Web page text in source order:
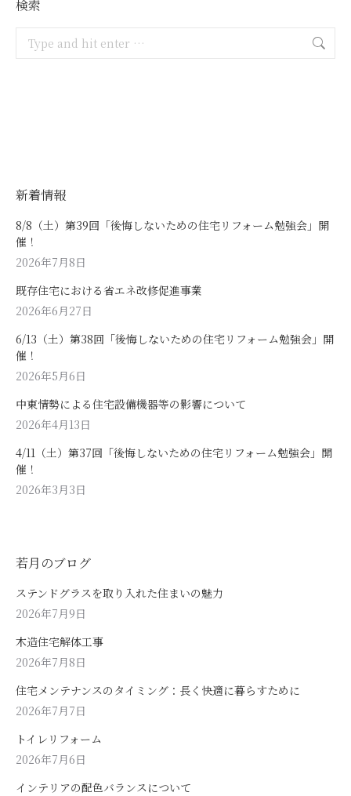
検索
新着情報
8/8（土）第39回「後悔しないための住宅リフォーム勉強会」開
催！
2026年7月8日
既存住宅における省エネ改修促進事業
2026年6月27日
6/13（土）第38回「後悔しないための住宅リフォーム勉強会」開
催！
2026年5月6日
中東情勢による住宅設備機器等の影響について
2026年4月13日
4/11（土）第37回「後悔しないための住宅リフォーム勉強会」開
催！
2026年3月3日
若月のブログ
ステンドグラスを取り入れた住まいの魅力
2026年7月9日
木造住宅解体工事
2026年7月8日
住宅メンテナンスのタイミング：長く快適に暮らすために
2026年7月7日
トイレリフォーム
2026年7月6日
インテリアの配色バランスについて